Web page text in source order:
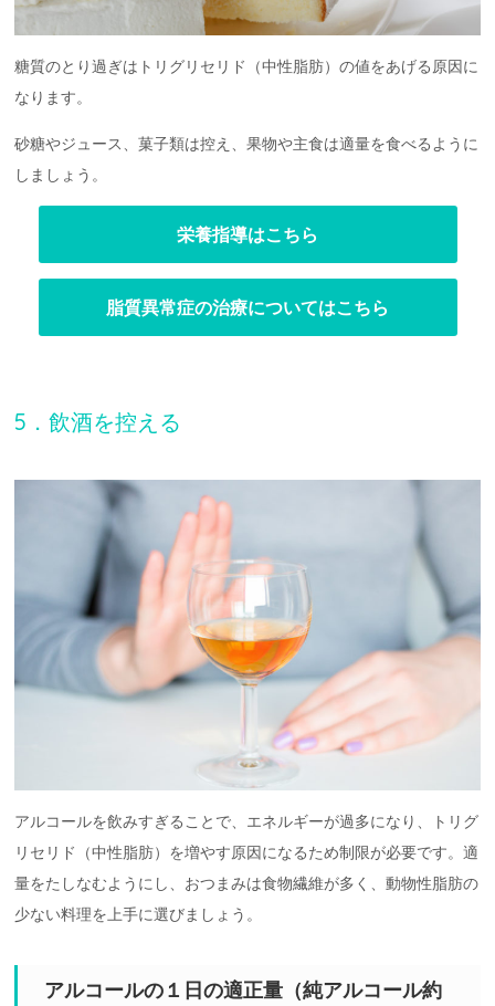
糖質のとり過ぎはトリグリセリド（中性脂肪）の値をあげる原因に
なります。
砂糖やジュース、菓子類は控え、果物や主食は適量を食べるように
しましょう。
栄養指導はこちら
脂質異常症の治療についてはこちら
5．飲酒を控える
アルコールを飲みすぎることで、エネルギーが過多になり、トリグ
リセリド（中性脂肪）を増やす原因になるため制限が必要です。適
量をたしなむようにし、おつまみは食物繊維が多く、動物性脂肪の
少ない料理を上手に選びましょう。
アルコールの１日の適正量（純アルコール約